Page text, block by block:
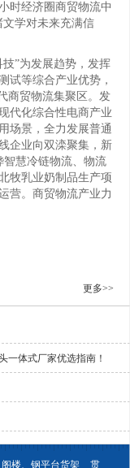
时经济圈商贸物流中
学对未来充满信
”为发展趋势，发挥
试等综合产业优势，
商贸物流集聚区。发
代化综合性电商产业
场景，全力发展普通
企业向双滦聚集，新
智慧冷链物流、物流
牧乳业奶制品生产项
营。商贸物流产业力
更多>>
一体式厂家优选指南！
阁楼、钢平台货架 贯